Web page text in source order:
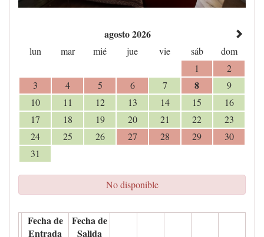
agosto 2026
lun mar mié jue vie sáb
dom
1
2
3
4 5 6 7 8
9
10
11 12 13 14 15
16
17
18 19 20 21 22
23
24
25 26 27 28 29
30
31
No disponible
Fecha de
Entrada
Fecha de
Salida